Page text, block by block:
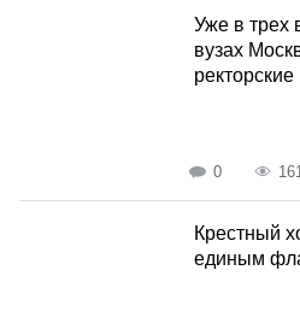
Уже в трех
вузах
ректорские
0
Крестный
единым